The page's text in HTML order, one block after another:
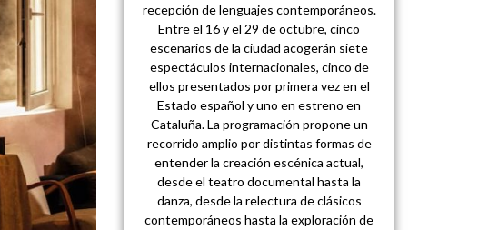
recepción de lenguajes contemporáneos.
Entre el 16 y el 29 de octubre, cinco
escenarios de la ciudad acogerán siete
espectáculos internacionales, cinco de
ellos presentados por primera vez en el
Estado español y uno en estreno en
Cataluña. La programación propone un
recorrido amplio por distintas formas de
entender la creación escénica actual,
desde el teatro documental hasta la
danza, desde la relectura de clásicos
contemporáneos hasta la exploración de